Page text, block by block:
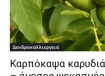
Δενδροκαλλιεργεια
Καρπόκαψα